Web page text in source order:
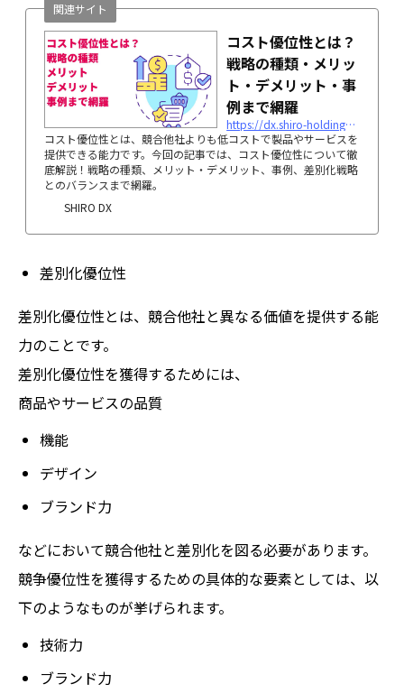
コスト優位性とは？
戦略の種類・メリッ
ト・デメリット・事
例まで網羅
https://dx.shiro-holdings.co.jp/p2065/
コスト優位性とは、競合他社よりも低コストで製品やサービスを
提供できる能力です。今回の記事では、コスト優位性について徹
底解説！戦略の種類、メリット・デメリット、事例、差別化戦略
とのバランスまで網羅。
SHIRO DX
関連サイト
差別化優位性
差別化優位性とは、競合他社と異なる価値を提供する能
力のことです。
差別化優位性を獲得するためには、
商品やサービスの品質
機能
デザイン
ブランド力
などにおいて競合他社と差別化を図る必要があります。
競争優位性を獲得するための具体的な要素としては、以
下のようなものが挙げられます。
技術力
ブランド力